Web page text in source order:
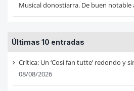
Musical donostiarra. De buen
Últimas 10 entradas
Crítica: Un ‘Così fan tutte’ redondo y
08/08/2026